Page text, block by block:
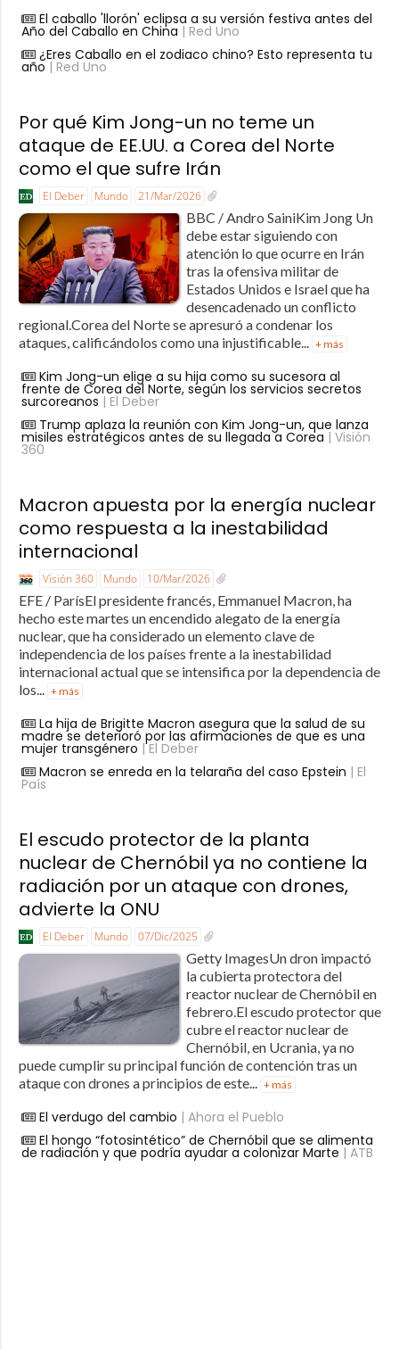
El caballo 'llorón' eclipsa a su versión festiva antes del
Año del Caballo en China | Red Uno
¿Eres Caballo en el zodiaco chino? Esto representa tu
año | Red Uno
Por qué Kim Jong-un no teme un
ataque de EE.UU. a Corea del Norte
como el que sufre Irán
El Deber Mundo 21/Mar/2026
BBC / Andro SainiKim Jong Un
debe estar siguiendo con
atención lo que ocurre en Irán
tras la ofensiva militar de
Estados Unidos e Israel que ha
desencadenado un conflicto
regional.Corea del Norte se apresuró a condenar los
ataques, calificándolos como una injustificable... + más
Kim Jong-un elige a su hija como su sucesora al
frente de Corea del Norte, según los servicios secretos
surcoreanos | El Deber
Trump aplaza la reunión con Kim Jong-un, que lanza
misiles estratégicos antes de su llegada a Corea | Visión
360
Macron apuesta por la energía nuclear
como respuesta a la inestabilidad
internacional
Visión 360 Mundo 10/Mar/2026
EFE / ParísEl presidente francés, Emmanuel Macron, ha
hecho este martes un encendido alegato de la energía
nuclear, que ha considerado un elemento clave de
independencia de los países frente a la inestabilidad
internacional actual que se intensifica por la dependencia de
los... + más
La hija de Brigitte Macron asegura que la salud de su
madre se deterioró por las afirmaciones de que es una
mujer transgénero | El Deber
Macron se enreda en la telaraña del caso Epstein | El
País
El escudo protector de la planta
nuclear de Chernóbil ya no contiene la
radiación por un ataque con drones,
advierte la ONU
El Deber Mundo 07/Dic/2025
Getty ImagesUn dron impactó
la cubierta protectora del
reactor nuclear de Chernóbil en
febrero.El escudo protector que
cubre el reactor nuclear de
Chernóbil, en Ucrania, ya no
puede cumplir su principal función de contención tras un
ataque con drones a principios de este... + más
El verdugo del cambio | Ahora el Pueblo
El hongo “fotosintético” de Chernóbil que se alimenta
de radiación y que podría ayudar a colonizar Marte | ATB